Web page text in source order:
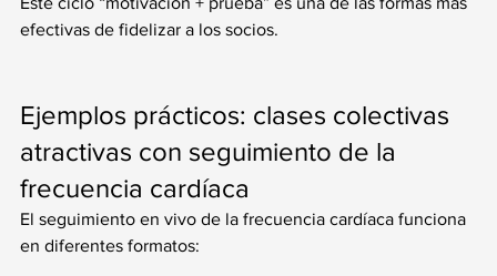
efectivas de fidelizar a los socios.
Ejemplos prácticos: clases colectivas
atractivas con seguimiento de la
frecuencia cardíaca
El seguimiento en vivo de la frecuencia cardíaca funciona
en diferentes formatos: